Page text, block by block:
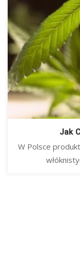
Jak
W Polsce